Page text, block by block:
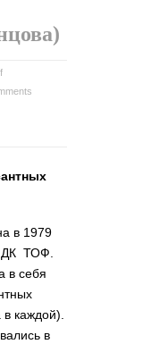
в 1979
ДК ТОФ.
в себя
каждой).
в